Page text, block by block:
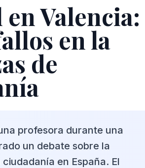
Valencia:
en la
de
profesora durante una
un debate sobre la
en España. El